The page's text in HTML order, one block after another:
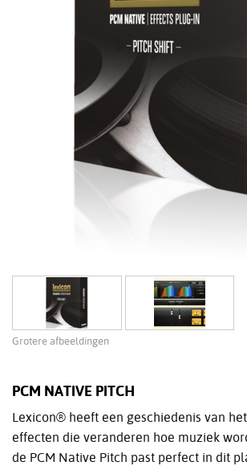
Grotere afbeeldingen
PCM NATIVE PITCH
Lexicon® heeft een geschiedenis van
effecten die veranderen hoe muziek
de PCM Native Pitch past perfect in dit